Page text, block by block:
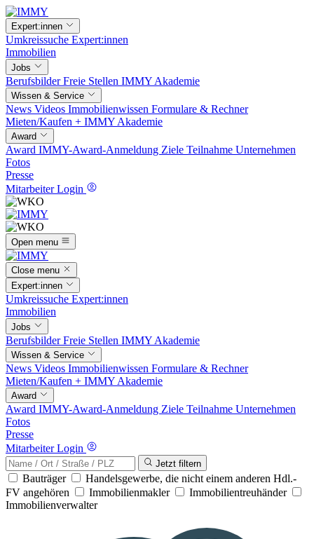
Expert:innen
Umkreissuche Expert:innen
Immobilien
Jobs
BerufsbilderFreie Stellen IMMY Akademie
Wissen & Service
News Videos Immobilienwissen Formulare & Rechner
Mieten/Kaufen + IMMY Akademie
Award
Award IMMY-Award-Anmeldung Ziele Teilnahme Unternehmen
Fotos
Presse
Mitarbeiter Login
Open menu
Close menu
Expert:innen
Umkreissuche Expert:innen
Immobilien
Jobs
BerufsbilderFreie Stellen IMMY Akademie
Wissen & Service
News Videos Immobilienwissen Formulare & Rechner
Mieten/Kaufen + IMMY Akademie
Award
Award IMMY-Award-Anmeldung Ziele Teilnahme Unternehmen
Fotos
Presse
Mitarbeiter Login
Jetzt filtern
Bauträger
Handelsgewerbe, die nicht einem anderen Hdl.-
FV angehören
Immobilienmakler
Immobilientreuhänder
Immobilienverwalter